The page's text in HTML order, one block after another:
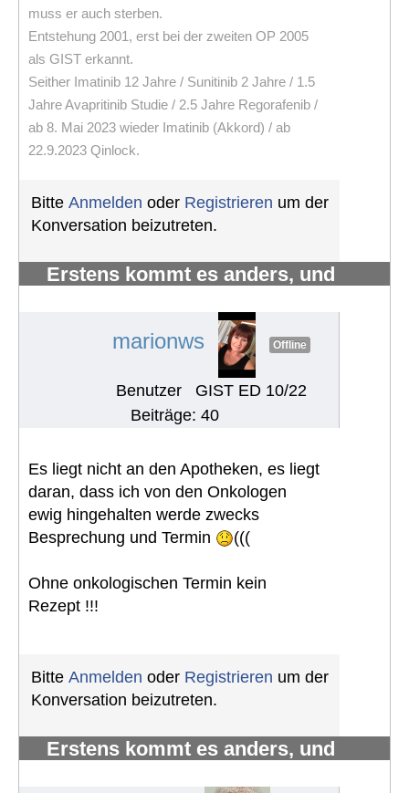
muss er auch sterben.
Entstehung 2001, erst bei der zweiten OP 2005
als GIST erkannt.
Seither Imatinib 12 Jahre / Sunitinib 2 Jahre / 1.5
Jahre Avapritinib Studie / 2.5 Jahre Regorafenib /
ab 8. Mai 2023 wieder Imatinib (Akkord) / ab
22.9.2023 Qinlock.
Bitte Anmelden oder Registrieren um der
Konversation beizutreten.
Erstens kommt es anders, und
marionws Offline
Benutzer
GIST ED 10/22
Beiträge: 40
Es liegt nicht an den Apotheken, es liegt
daran, dass ich von den Onkologen
ewig hingehalten werde zwecks
Besprechung und Termin
(((
Ohne onkologischen Termin kein
Rezept !!!
Bitte Anmelden oder Registrieren um der
Konversation beizutreten.
Erstens kommt es anders, und